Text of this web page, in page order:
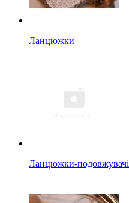
Ланцюжки
Ланцюжки-подовжувачі